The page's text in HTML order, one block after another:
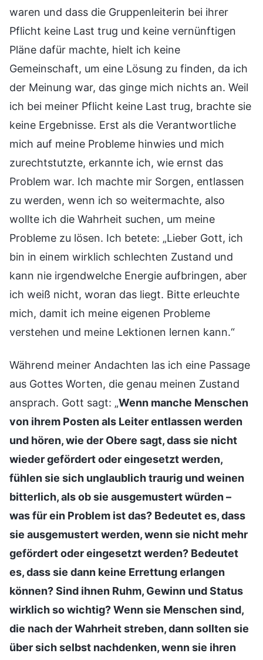
waren und dass die Gruppenleiterin bei ihrer
Pflicht keine Last trug und keine vernünftigen
Pläne dafür machte, hielt ich keine
Gemeinschaft, um eine Lösung zu finden, da ich
der Meinung war, das ginge mich nichts an. Weil
ich bei meiner Pflicht keine Last trug, brachte sie
keine Ergebnisse. Erst als die Verantwortliche
mich auf meine Probleme hinwies und mich
zurechtstutzte, erkannte ich, wie ernst das
Problem war. Ich machte mir Sorgen, entlassen
zu werden, wenn ich so weitermachte, also
wollte ich die Wahrheit suchen, um meine
Probleme zu lösen. Ich betete: „Lieber Gott, ich
bin in einem wirklich schlechten Zustand und
kann nie irgendwelche Energie aufbringen, aber
ich weiß nicht, woran das liegt. Bitte erleuchte
mich, damit ich meine eigenen Probleme
verstehen und meine Lektionen lernen kann.“
Während meiner Andachten las ich eine Passage
aus Gottes Worten, die genau meinen Zustand
ansprach. Gott sagt: „Wenn manche Menschen
von ihrem Posten als Leiter entlassen werden
und hören, wie der Obere sagt, dass sie nicht
wieder gefördert oder eingesetzt werden,
fühlen sie sich unglaublich traurig und weinen
bitterlich, als ob sie ausgemustert würden –
was für ein Problem ist das? Bedeutet es, dass
sie ausgemustert werden, wenn sie nicht mehr
gefördert oder eingesetzt werden? Bedeutet
es, dass sie dann keine Errettung erlangen
können? Sind ihnen Ruhm, Gewinn und Status
wirklich so wichtig? Wenn sie Menschen sind,
die nach der Wahrheit streben, dann sollten sie
über sich selbst nachdenken, wenn sie ihren